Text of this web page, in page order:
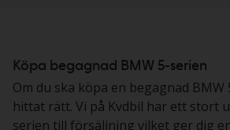
Köpa begagnad BMW 5-serien
Om du ska köpa en begagnad
hittat rätt. Vi på Kvdbil har ett stort
serien till försäljning vilket ger dig